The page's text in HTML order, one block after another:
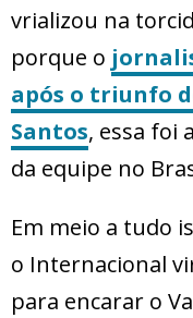
vrializou na
porque o
após o triunfo
Santos, essa foi
da equipe no
Em meio a tudo
o Internacional
para encarar o